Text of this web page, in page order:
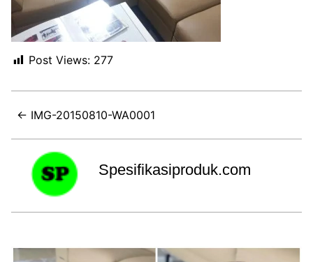
Post Views: 277
← IMG-20150810-WA0001
Spesifikasiproduk.com